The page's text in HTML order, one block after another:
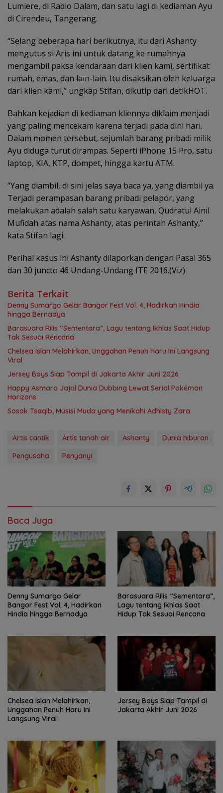
Lumiere, di Radio Dalam, dan satu lagi di kediaman Ayu
di Cirendeu, Tangerang.
“Selang beberapa hari berikutnya, itu dari Ashanty
mengutus si Aris ini untuk datang ke rumahnya
mengambil paksa kendaraan dari klien kami, sertifikat
rumah, emas, dan lain-lain. Itu disaksikan oleh keluarga
dari klien kami,” ungkap Stifan, dikutip dari detikHOT.
Bahkan kejadian di kediaman kliennya diklaim menjadi
yang paling mencekam karena terjadi pada dini hari.
Dalam momen tersebut, sejumlah barang pribadi milik
Ayu diduga turut dirampas. Seperti iPhone 15 Pro, satu
laptop, KIA, KTP, dompet, hingga kartu ATM.
“Yang diambil, di sini jelas saya baca ya, yang diambil ya.
Terjadi perampasan barang pribadi pelapor, yang
melakukan adalah salah satu karyawan, Qudratul Ainil
Mufidah atas nama Ashanty, atas perintah Ashanty,”
kata Stifan lagi.
Perihal kasus ini Ashanty dilaporkan dengan Pasal 365
dan 30 juncto 46 Undang-Undang ITE 2016.(Viz)
Berita Terkait
Denny Sumargo Gelar Bangor Fest Vol. 4, Hadirkan Hindia
hingga Bernadya
Barasuara Rilis “Sementara”, Lagu tentang Ikhlas Saat Hidup
Tak Sesuai Rencana
Chelsea Islan Melahirkan, Unggahan Penuh Haru Ini Langsung
Viral
Jersey Boys Siap Tampil di Jakarta Akhir Juni 2026
Happy Asmara Jajal Dunia Dubbing Lewat Serial Pokémon
Horizons
Sosok Tsaqib, Musisi Muda yang Menikahi Adhisty Zara
Artis cantik Artis tanah air Ashanty
Dunia hiburan
Pengusaha
Penyanyi
Baca Juga
Denny Sumargo Gelar
Bangor Fest Vol. 4, Hadirkan
Hindia hingga Bernadya
Barasuara Rilis “Sementara”,
Lagu tentang Ikhlas Saat
Hidup Tak Sesuai Rencana
Chelsea Islan Melahirkan,
Unggahan Penuh Haru Ini
Langsung Viral
Jersey Boys Siap Tampil di
Jakarta Akhir Juni 2026